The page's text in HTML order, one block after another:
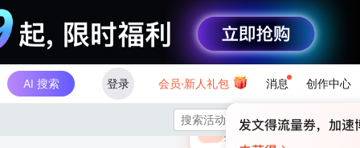
AI 搜索 登录 会员·新人礼包 消息 创作中心
×
🎁 未登录
登录领取最高
